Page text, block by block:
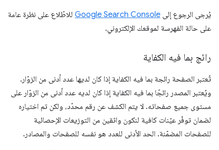
يُرجى الرجوع إلى Google Search Console للاطّلاع على نظرة عامة
على حالة الفهرسة لموقعك الإلكتروني.
رائج بما فيه الكفاية
تُعتبر الصفحة رائجة بما فيه الكفاية إذا كان لديها عدد أدنى من الزوّار.
ويُعتبر المصدر رائجًا بما فيه الكفاية إذا كان لديه عدد أدنى من الزوّار على
مستوى جميع صفحاته. لا يتم الكشف عن رقم محدّد، ولكن تم اختياره
لضمان توفّر عيّنات كافية لنكون واثقين من التوزيعات الإحصائية
للصفحات المضمّنة. الحد الأدنى للعدد هو نفسه للصفحات والمصادر.